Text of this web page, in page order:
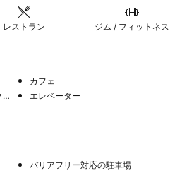
レストラン ジム / フィットネス
カフェ
スピードチェックイン / チェックアウト
エレベーター
バリアフリー対応の駐車場